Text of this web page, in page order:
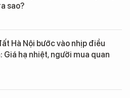
sao?
Hà Nội bước vào nhịp điều
Giá hạ nhiệt, người mua quan